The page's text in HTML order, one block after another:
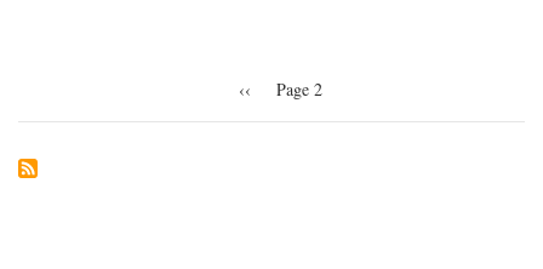
Previous
‹‹ Page 2